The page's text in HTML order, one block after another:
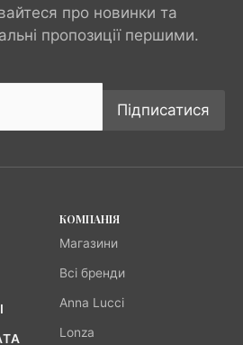
про новинки та
пропозиції першими.
Підписатися
КОМПАНІЯ
Магазини
Всі бренди
Anna Lucci
Lonza